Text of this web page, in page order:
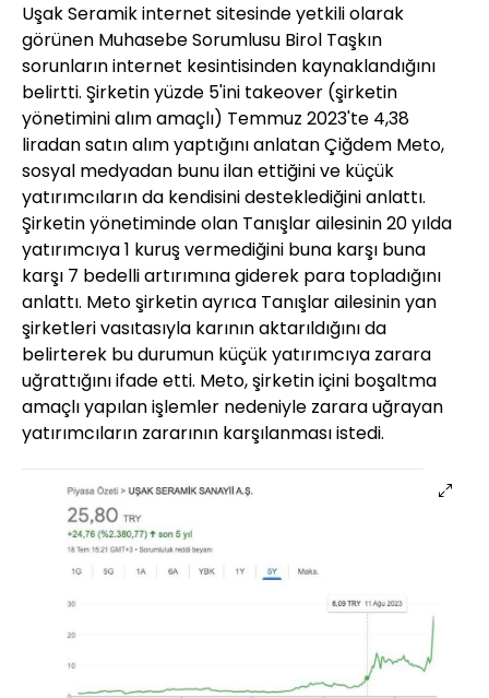
Uşak Seramik internet sitesinde yetkili olarak
görünen Muhasebe Sorumlusu Birol Taşkın
sorunların internet kesintisinden kaynaklandığını
belirtti. Şirketin yüzde 5'ini takeover (şirketin
yönetimini alım amaçlı) Temmuz 2023'te 4,38
liradan satın alım yaptığını anlatan Çiğdem Meto,
sosyal medyadan bunu ilan ettiğini ve küçük
yatırımcıların da kendisini desteklediğini anlattı.
Şirketin yönetiminde olan Tanışlar ailesinin 20 yılda
yatırımcıya 1 kuruş vermediğini buna karşı buna
karşı 7 bedelli artırımına giderek para topladığını
anlattı. Meto şirketin ayrıca Tanışlar ailesinin yan
şirketleri vasıtasıyla karının aktarıldığını da
belirterek bu durumun küçük yatırımcıya zarara
uğrattığını ifade etti. Meto, şirketin içini boşaltma
amaçlı yapılan işlemler nedeniyle zarara uğrayan
yatırımcıların zararının karşılanması istedi.